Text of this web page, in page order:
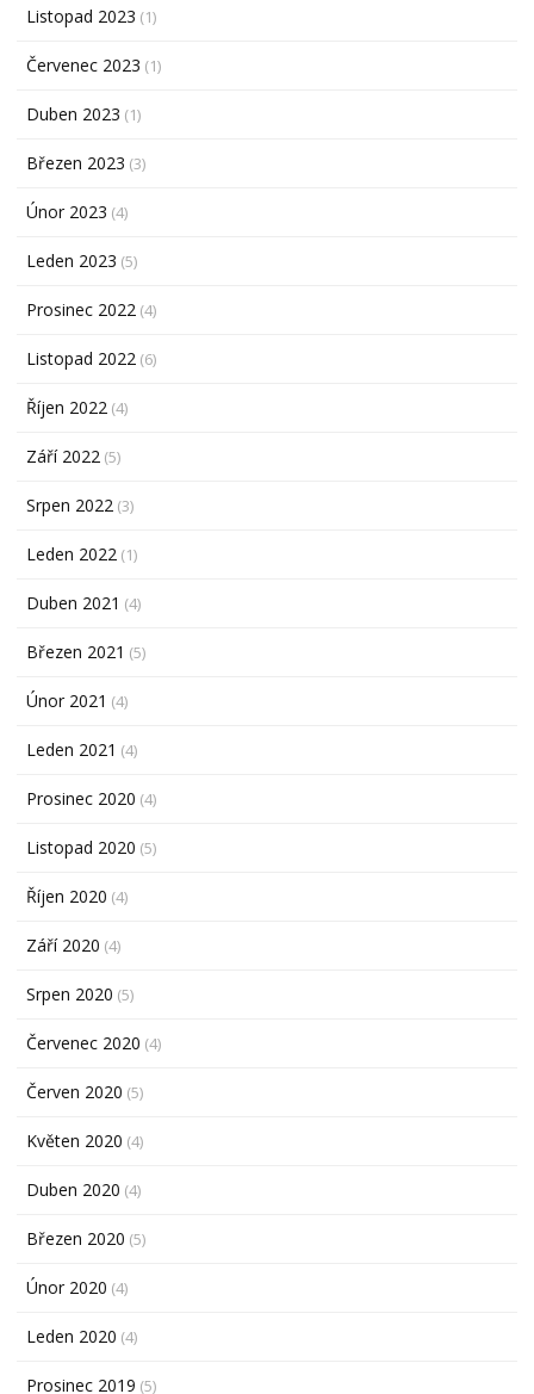
Listopad 2023 (1)
Červenec 2023 (1)
Duben 2023 (1)
Březen 2023 (3)
Únor 2023 (4)
Leden 2023 (5)
Prosinec 2022 (4)
Listopad 2022 (6)
Říjen 2022 (4)
Září 2022 (5)
Srpen 2022 (3)
Leden 2022 (1)
Duben 2021 (4)
Březen 2021 (5)
Únor 2021 (4)
Leden 2021 (4)
Prosinec 2020 (4)
Listopad 2020 (5)
Říjen 2020 (4)
Září 2020 (4)
Srpen 2020 (5)
Červenec 2020 (4)
Červen 2020 (5)
Květen 2020 (4)
Duben 2020 (4)
Březen 2020 (5)
Únor 2020 (4)
Leden 2020 (4)
Prosinec 2019 (5)